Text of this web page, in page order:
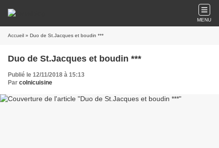
MENU
Accueil » Duo de St.Jacques et boudin ***
Duo de St.Jacques et boudin ***
Publié le 12/11/2018 à 15:13
Par colnicuisine